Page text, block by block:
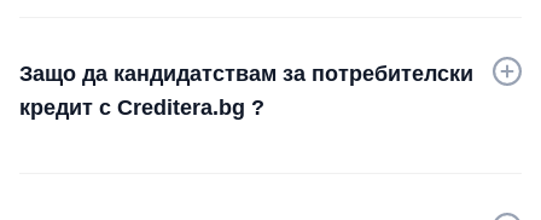
Защо да кандидатствам за потребителски
кредит с Creditera.bg ?